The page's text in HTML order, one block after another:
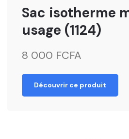
Sac isotherme
usage (1124)
8 000 FCFA
Découvrir ce produit